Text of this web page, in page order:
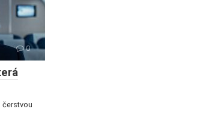
0
čerstvou